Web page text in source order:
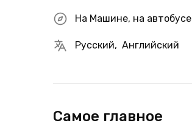
На Машине, на автобусе
Русский, Английский
Самое главное